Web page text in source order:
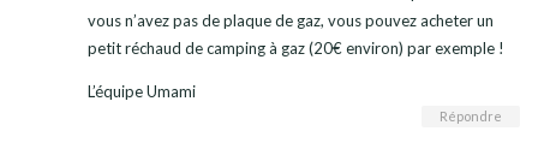
vous n’avez pas de plaque de gaz, vous pouvez acheter un
petit réchaud de camping à gaz (20€ environ) par exemple !
L’équipe Umami
Répondre